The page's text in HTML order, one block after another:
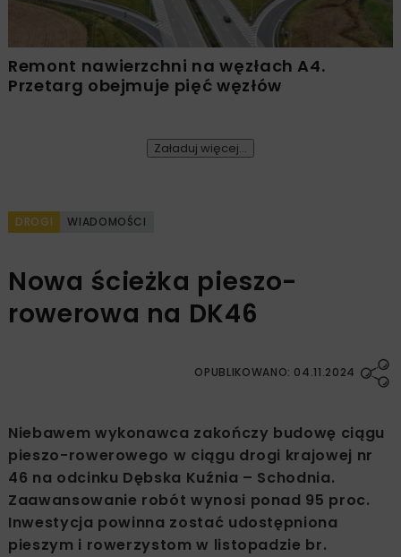
Remont nawierzchni na węzłach A4.
Przetarg obejmuje pięć węzłów
Załaduj więcej...
DROGI WIADOMOŚCI
Nowa ścieżka pieszo-
rowerowa na DK46
OPUBLIKOWANO: 04.11.2024
Niebawem wykonawca zakończy budowę ciągu
pieszo-rowerowego w ciągu drogi krajowej nr
46 na odcinku Dębska Kuźnia – Schodnia.
Zaawansowanie robót wynosi ponad 95 proc.
Inwestycja powinna zostać udostępniona
pieszym i rowerzystom w listopadzie br.